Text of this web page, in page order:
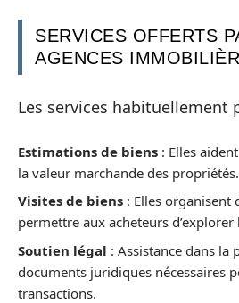
SERVICES OFFERTS
AGENCES
Les services habituellement
Estimations de biens : Elles
la valeur marchande des propriétés.
Visites de biens : Elles organisent
permettre aux acheteurs
Soutien légal : Assistance dans la
documents juridiques nécessaires
transactions.